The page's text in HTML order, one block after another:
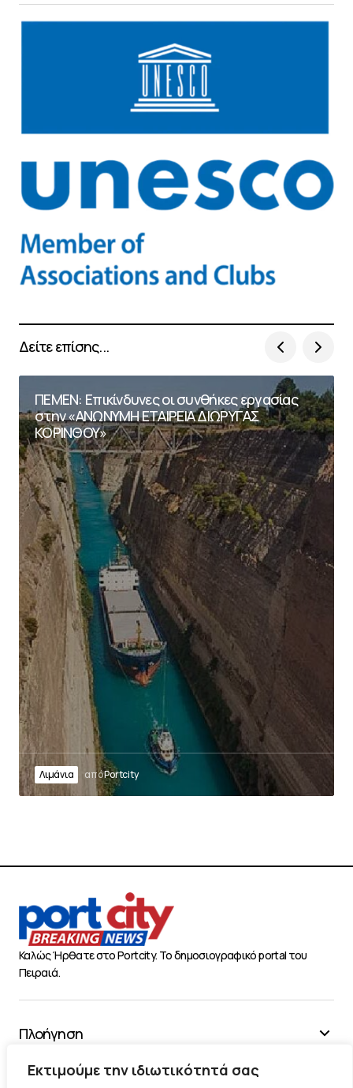
Εκτιμούμε την ιδιωτικότητά σας
Δείτε επίσης...
ΠΕΜΕΝ: Επικίνδυνες οι συνθήκες εργασίας
στην «ΑΝΩΝΥΜΗ ΕΤΑΙΡΕΙΑ ΔΙΩΡΥΓΑΣ
ΚΟΡΙΝΘΟΥ»
Λιμάνια απόPortcity
Καλώς Ήρθατε στο Portcity. Το δημοσιογραφικό portal του
Πειραιά.
Πλοήγηση
Χρήσιμα